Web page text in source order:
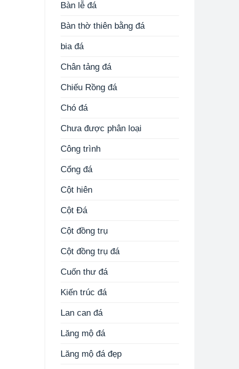
Bàn lễ đá
Bàn thờ thiên bằng đá
bia đá
Chân tảng đá
Chiếu Rồng đá
Chó đá
Chưa được phân loại
Công trình
Cổng đá
Cột hiên
Cột Đá
Cột đồng trụ
Cột đồng trụ đá
Cuốn thư đá
Kiến trúc đá
Lan can đá
Lăng mộ đá
Lăng mộ đá đẹp